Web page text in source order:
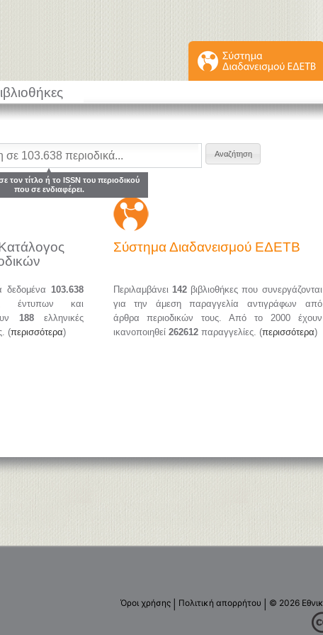
Σύστημα Διαδανεισμού ΕΔΕΤΒ
δεδομένα 103.638
έντυπων και
188ελληνικές
(περισσότερα)
Περιλαμβάνει 142βιβλιοθήκες που συνεργάζονται
για την άμεση παραγγελία αντιγράφων από
άρθρα περιοδικών τους. Από το 2000 έχουν
ικανοποιηθεί 262612παραγγελίες. (περισσότερα)
τον τίτλο ή το ISSN του περιοδικού
που σε ενδιαφέρει.